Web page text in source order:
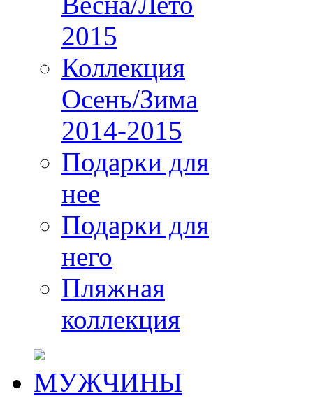
2015
Коллекция
Осень/Зима
2014-2015
Подарки для
нее
Подарки для
него
Пляжная
коллекция
МУЖЧИНЫ